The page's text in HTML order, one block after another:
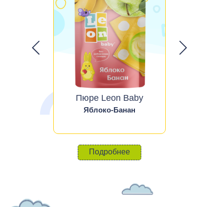
Пюре Leon Baby
Яблоко-Банан
Подробнее